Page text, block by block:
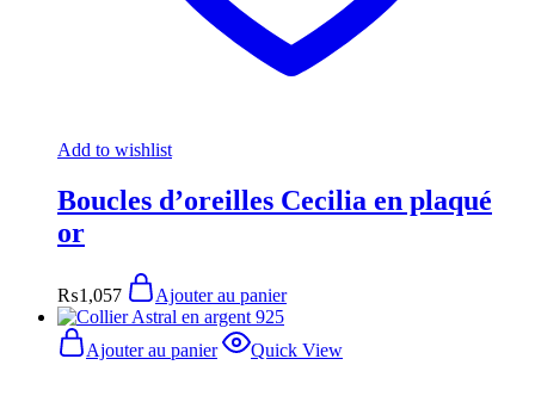
Add to wishlist
Boucles d’oreilles Cecilia en plaqué
or
₨1,057 Ajouter au panier
Ajouter au panier Quick View